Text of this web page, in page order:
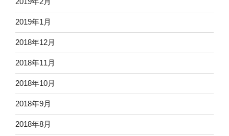
2019年1月
2018年12月
2018年11月
2018年10月
2018年9月
2018年8月